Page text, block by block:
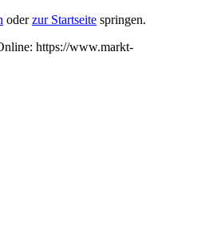
oderzur Startseite springen.
https://www.markt-